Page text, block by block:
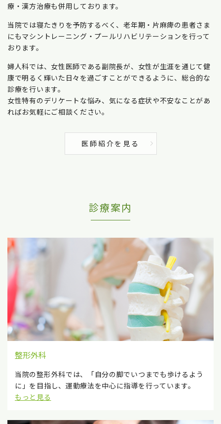
療・漢方治療も併用しております。
当院では寝たきりを予防するべく、老年期・片麻痺の患者さま
にもマシントレーニング・プールリハビリテーションを行って
おります。
婦人科では、女性医師である副院長が、女性が生涯を通じて健
康で明るく輝いた日々を過ごすことができるように、総合的な
診療を行います。
女性特有のデリケートな悩み、気になる症状や不安なことがあ
ればお気軽にご相談ください。
医師紹介を見る
診療案内
整形外科
当院の整形外科では、「自分の脚でいつまでも歩けるよう
に」を目指し、運動療法を中心に指導を行っています。
もっと見る